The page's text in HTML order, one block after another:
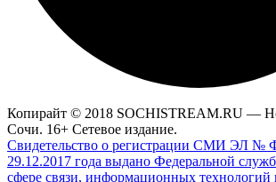
Копирайт © 2018 SOCHISTREAM.RU —
Сочи. 16+ Сетевое издание.
Свидетельство о регистрации СМИ ЭЛ №
29.12.2017 года выдано Федеральной
сфере связи, информационных технологий